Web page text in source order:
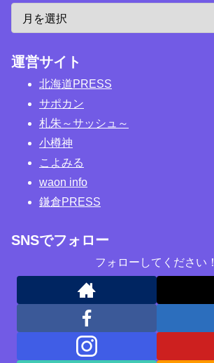
運営サイト
北海道PRESS
サポカン
札朱～サッシュ～
小樽神
こよみる
waon info
鎌倉PRESS
SNSでフォロー
フォローしてください！